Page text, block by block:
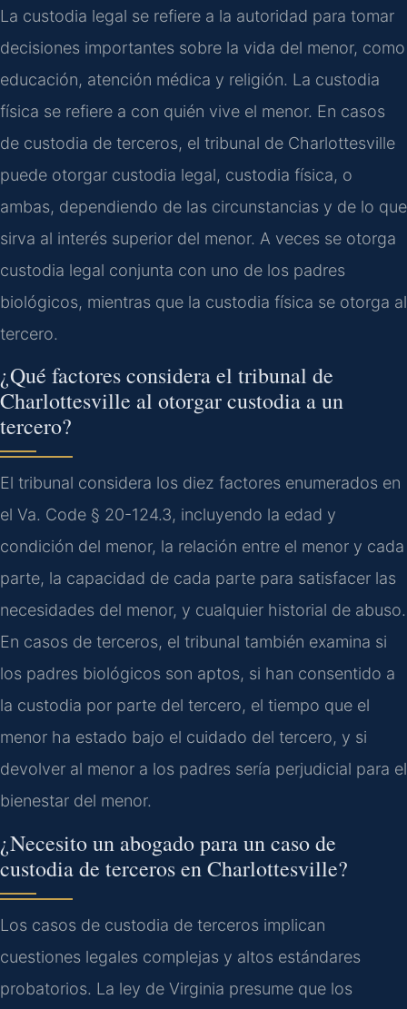
La custodia legal se refiere a la autoridad para tomar
decisiones importantes sobre la vida del menor, como
educación, atención médica y religión. La custodia
física se refiere a con quién vive el menor. En casos
de custodia de terceros, el tribunal de Charlottesville
puede otorgar custodia legal, custodia física, o
ambas, dependiendo de las circunstancias y de lo que
sirva al interés superior del menor. A veces se otorga
custodia legal conjunta con uno de los padres
biológicos, mientras que la custodia física se otorga al
tercero.
¿Qué factores considera el tribunal de
Charlottesville al otorgar custodia a un
tercero?
El tribunal considera los diez factores enumerados en
el Va. Code § 20-124.3, incluyendo la edad y
condición del menor, la relación entre el menor y cada
parte, la capacidad de cada parte para satisfacer las
necesidades del menor, y cualquier historial de abuso.
En casos de terceros, el tribunal también examina si
los padres biológicos son aptos, si han consentido a
la custodia por parte del tercero, el tiempo que el
menor ha estado bajo el cuidado del tercero, y si
devolver al menor a los padres sería perjudicial para el
bienestar del menor.
¿Necesito un abogado para un caso de
custodia de terceros en Charlottesville?
Los casos de custodia de terceros implican
cuestiones legales complejas y altos estándares
probatorios. La ley de Virginia presume que los